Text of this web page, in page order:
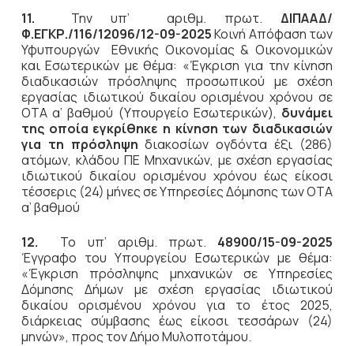
11. Την υπ’ αριθμ. πρωτ.ΔΙΠΑΑΔ/
Φ.ΕΓΚΡ./116/12096/12-09-2025Κοινή Απόφαση των
Υφυπουργών Εθνικής Οικονομίας & Οικονομικών
και Εσωτερικών με θέμα: «Έγκριση για την κίνηση
διαδικασιών πρόσληψης προσωπικού με σχέση
εργασίας ιδιωτικού δικαίου ορισμένου χρόνου σε
ΟΤΑ α’ βαθμού (Υπουργείο Εσωτερικών), δυνάμει
της οποία εγκρίθηκε η κίνηση των διαδικασιών
για τη πρόσληψη διακοσίων ογδόντα έξι (286)
ατόμων, κλάδου ΠΕ Μηχανικών, με σχέση εργασίας
ιδιωτικού δικαίου ορισμένου χρόνου έως είκοσι
τέσσερις (24) μήνες σε Υπηρεσίες Δόμησης των ΟΤΑ
α’ βαθμού
12. Το υπ’ αριθμ. πρωτ. 48900/15-09-2025
Έγγραφο του Υπουργείου Εσωτερικών με θέμα:
«Έγκριση πρόσληψης μηχανικών σε Υπηρεσίες
Δόμησης Δήμων με σχέση εργασίας ιδιωτικού
δικαίου ορισμένου χρόνου για το έτος 2025,
διάρκειας σύμβασης έως είκοσι τεσσάρων (24)
μηνών», προς τον Δήμο Μυλοποτάμου.